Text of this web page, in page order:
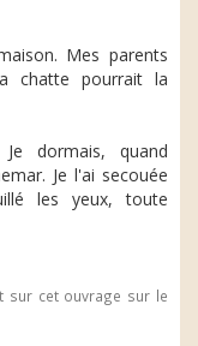
Mes parents
chatte pourrait la
dormais, quand
Je l'ai secouée
les yeux, toute
sur cet ouvrage sur le